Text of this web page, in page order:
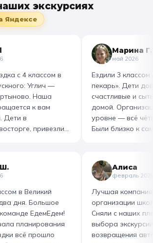
экскурсиях
Яндексе
с 4 классом в
Углич —
Наша
к вам
Дети в
привезли
настолько
было.
Вы лучшие: от
питания,
до
и
Всё на
Марина Г.
май 2026
Ездили 3 классом
пекарь». Дети
счастливые и
домой.
уровне — всё
Были близко к
гигантский
изготовили
слоёного теста,
со скоморохом,
загадками. В
горячие
производстве
вкусный и
в Великий
дня. Большое
ЕдемЕдем!
планирования
всё прошло
Алиса
февраль
Лучшая
организации
Сняли с наших
выбора
возвращения